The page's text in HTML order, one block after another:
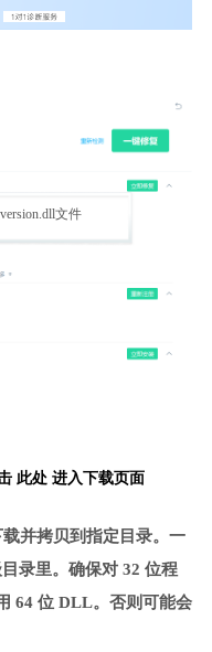
文件
此处 进入下载页面
并拷贝到指定目录。一
录里。确保对 32 位程
64 位 DLL。否则可能会